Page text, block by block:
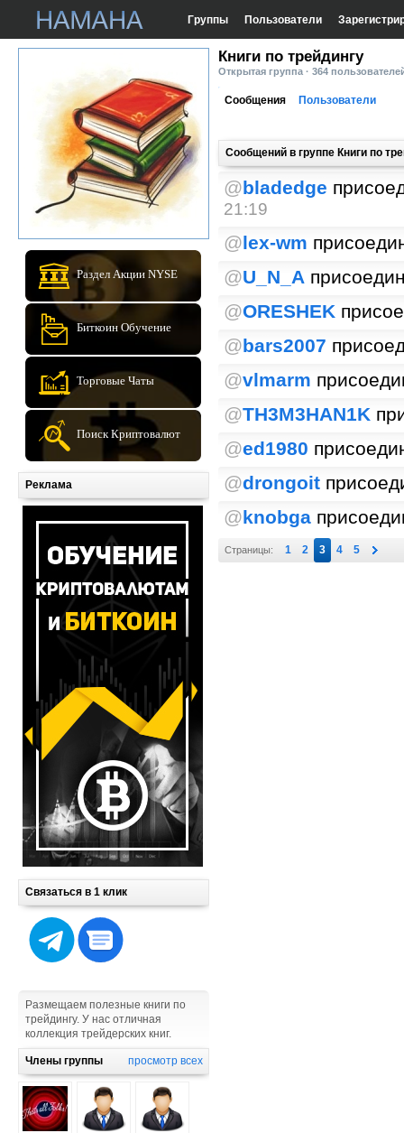
Группы Пользователи
Раздел Акции NYSE
Биткоин Обучение
Торговые Чаты
Поиск Криптовалют
Реклама
Связаться в 1 клик
Размещаем полезные книги по
трейдингу. У нас отличная
коллекция трейдерских книг.
Члены группы просмотр всех
Книги по трейдингу
Открытая группа · 364
Сообщения Пользователи
Сообщений в группе Книги по
@bladedge
21:19
@lex-wm
@U_N_A
@ORESHEK
@bars2007
@vlmarm
@TH3M3HAN1K
@ed1980
@drongoit
@knobga
Страницы: 1 2 3 4 5